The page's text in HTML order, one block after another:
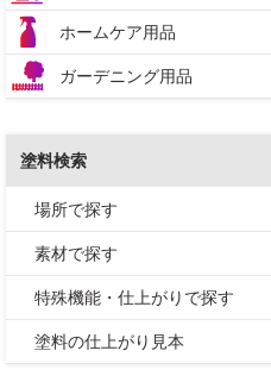
ホームケア用品
ガーデニング用品
塗料検索
場所で探す
素材で探す
特殊機能・仕上がりで探す
塗料の仕上がり見本